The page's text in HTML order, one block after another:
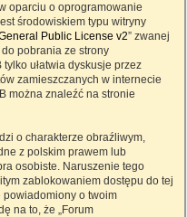
oparciu o oprogramowanie
środowiskiem typu witryny
Public License v2” zwanej
pobrania ze strony
ułatwia dyskusje przez
zamieszczanych w internecie
można znaleźć na stronie
o charakterze obraźliwym,
z polskim prawem lub
osobiste. Naruszenie tego
zablokowaniem dostępu do tej
powiadomiony o twoim
na to, że „Forum